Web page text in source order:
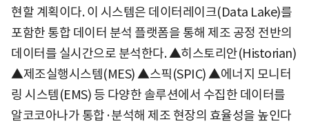
현할 계획이다. 이 시스템은 데이터레이크(Data Lake)를
포함한 통합 데이터 분석 플랫폼을 통해 제조 공정 전반의
데이터를 실시간으로 분석한다. ▲히스토리안(Historian)
▲제조실행시스템(MES) ▲스픽(SPIC) ▲에너지 모니터
링 시스템(EMS) 등 다양한 솔루션에서 수집한 데이터를
알코코아나가 통합·분석해 제조 현장의 효율성을 높인다